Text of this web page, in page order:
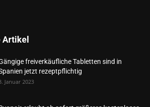
freiverkäufliche Tabletten sind in
jetzt rezeptpflichtig
Januar 2023